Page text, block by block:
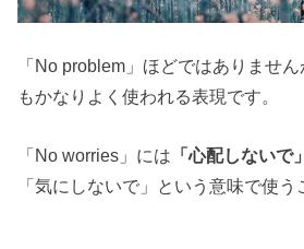
「No problem」ほどではありません
もかなりよく使われる表現です。
「No worries」には 「心配しないで」
「気にしないで」という意味で使う